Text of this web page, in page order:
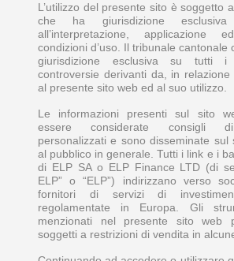
L’utilizzo del presente sito è soggetto
che ha giurisdizione
all’interpretazione, applicazione
condizioni d’uso. Il tribunale cantonale
giurisdizione esclusiva su tutti
controversie derivanti da, in
al presente sito web ed al suo utilizzo.
Le informazioni presenti sul sito
essere considerate consigli di
personalizzati e sono disseminate sul
al pubblico in generale. Tutti i link e i
di ELP SA o ELP Finance LTD (di
ELP” o “ELP”) indirizzano verso
fornitori di servizi di
regolamentate in Europa. Gli
menzionati nel presente sito web
soggetti a restrizioni di vendita in